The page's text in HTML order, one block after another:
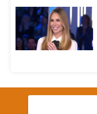
Ricerca